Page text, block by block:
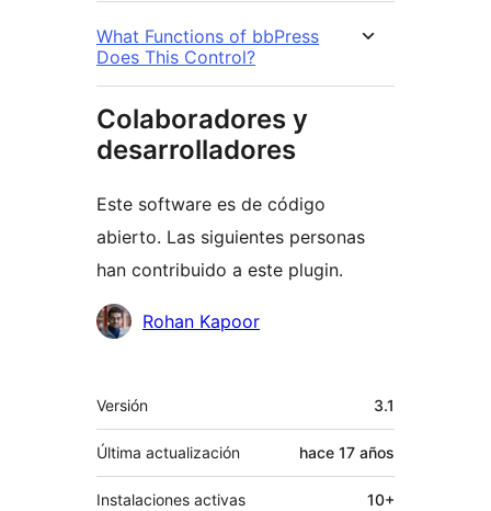
What Functions of bbPress
Does This Control?
Colaboradores y
desarrolladores
Este software es de código
abierto. Las siguientes personas
han contribuido a este plugin.
Colaboradores
Rohan Kapoor
Meta
Versión 3.1
Última actualización hace 17 años
Instalaciones activas 10+